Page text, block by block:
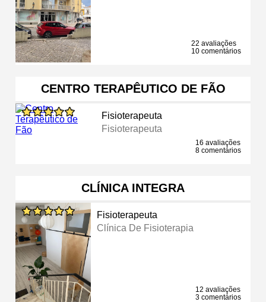
22 avaliações
10 comentários
CENTRO TERAPÊUTICO DE FÃO
Fisioterapeuta
Fisioterapeuta
16 avaliações
8 comentários
CLÍNICA INTEGRA
Fisioterapeuta
Clínica De Fisioterapia
12 avaliações
3 comentários